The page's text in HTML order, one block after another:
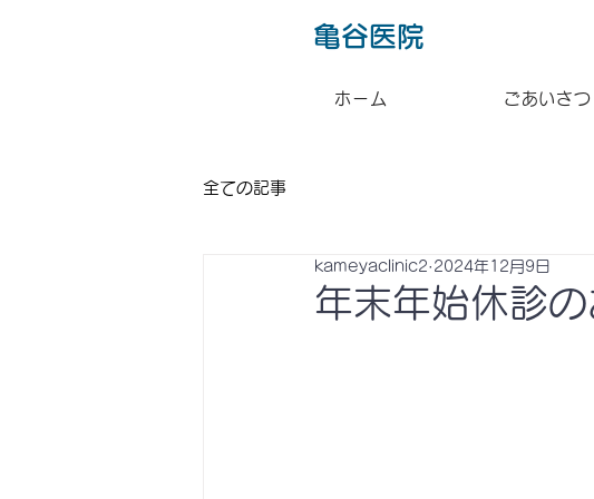
​亀谷医院
ホーム ごあいさつ
全ての記事
年末年始休診
kameyaclinic2 2024年12月9日